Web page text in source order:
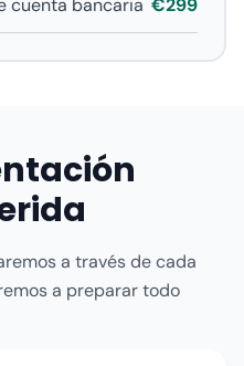
cuenta bancaria €299
a través de cada
a preparar todo